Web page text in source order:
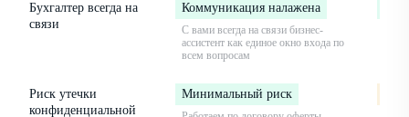
Бухгалтер всегда на
связи
Коммуникация налажена
С вами всегда на связи бизнес-
ассистент как единое окно входа по
всем вопросам
Риск утечки
конфиденциальной
Минимальный риск